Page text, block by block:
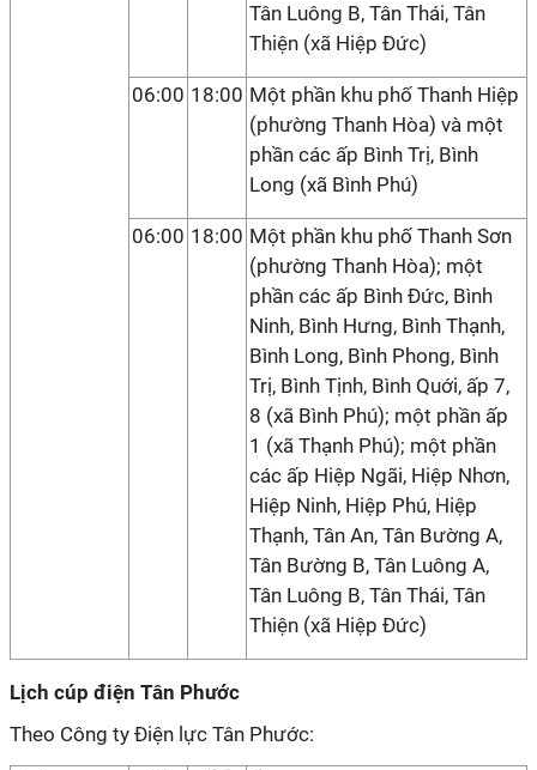
Tân Luông B, Tân Thái, Tân
Thiện (xã Hiệp Đức)
06:00 18:00 Một phần khu phố Thanh Hiệp
(phường Thanh Hòa) và một
phần các ấp Bình Trị, Bình
Long (xã Bình Phú)
06:00 18:00 Một phần khu phố Thanh Sơn
(phường Thanh Hòa); một
phần các ấp Bình Đức, Bình
Ninh, Bình Hưng, Bình Thạnh,
Bình Long, Bình Phong, Bình
Trị, Bình Tịnh, Bình Quới, ấp 7,
8 (xã Bình Phú); một phần ấp
1 (xã Thạnh Phú); một phần
các ấp Hiệp Ngãi, Hiệp Nhơn,
Hiệp Ninh, Hiệp Phú, Hiệp
Thạnh, Tân An, Tân Bường A,
Tân Bường B, Tân Luông A,
Tân Luông B, Tân Thái, Tân
Thiện (xã Hiệp Đức)
Lịch cúp điện Tân Phước
Theo Công ty Điện lực Tân Phước: